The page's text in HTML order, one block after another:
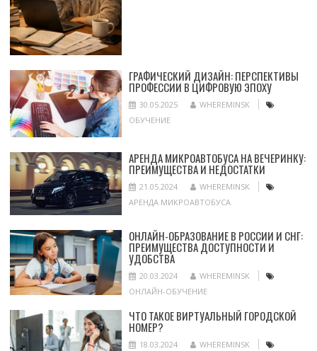
ГРАФИЧЕСКИЙ ДИЗАЙН: ПЕРСПЕКТИВЫ
ПРОФЕССИИ В ЦИФРОВУЮ ЭПОХУ
30.05.2025
WHEREMINSK
ОБУЧЕНИЕ
АРЕНДА МИКРОАВТОБУСА НА ВЕЧЕРИНКУ:
ПРЕИМУЩЕСТВА И НЕДОСТАТКИ
21.05.2024
WHEREMINSK
АРЕНДА МИКРОАВТОБУСА
ОНЛАЙН-ОБРАЗОВАНИЕ В РОССИИ И СНГ:
ПРЕИМУЩЕСТВА ДОСТУПНОСТИ И
УДОБСТВА
20.03.2024
WHEREMINSK
ОНЛАЙН-ОБУЧЕНИЕ
ЧТО ТАКОЕ ВИРТУАЛЬНЫЙ ГОРОДСКОЙ
НОМЕР?
18.03.2024
WHEREMINSK